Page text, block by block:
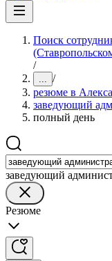
Поиск
/
... /
резюме в
заведующий
полный день
заведующий
Резюме